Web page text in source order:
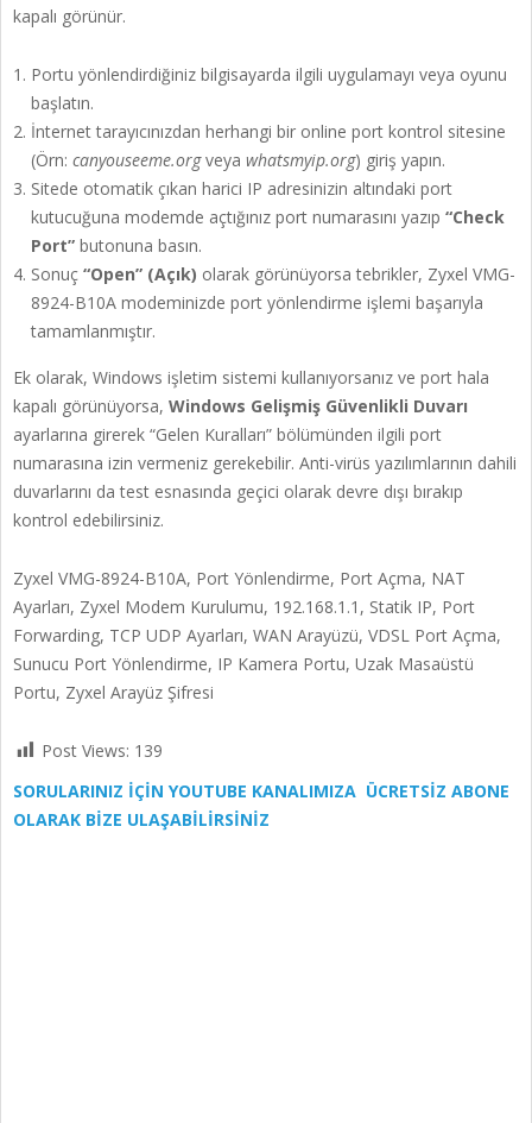
kapalı görünür.
Portu yönlendirdiğiniz bilgisayarda ilgili uygulamayı veya oyunu
başlatın.
İnternet tarayıcınızdan herhangi bir online port kontrol sitesine
(Örn: canyouseeme.orgveya whatsmyip.org) giriş yapın.
Sitede otomatik çıkan harici IP adresinizin altındaki port
kutucuğuna modemde açtığınız port numarasını yazıp “Check
Port” butonuna basın.
Sonuç “Open” (Açık) olarak görünüyorsa tebrikler, Zyxel VMG-
8924-B10A modeminizde port yönlendirme işlemi başarıyla
tamamlanmıştır.
Ek olarak, Windows işletim sistemi kullanıyorsanız ve port hala
kapalı görünüyorsa, Windows Gelişmiş Güvenlikli Duvarı
ayarlarına girerek “Gelen Kuralları” bölümünden ilgili port
numarasına izin vermeniz gerekebilir. Anti-virüs yazılımlarının dahili
duvarlarını da test esnasında geçici olarak devre dışı bırakıp
kontrol edebilirsiniz.
Zyxel VMG-8924-B10A, Port Yönlendirme, Port Açma, NAT
Ayarları, Zyxel Modem Kurulumu, 192.168.1.1, Statik IP, Port
Forwarding, TCP UDP Ayarları, WAN Arayüzü, VDSL Port Açma,
Sunucu Port Yönlendirme, IP Kamera Portu, Uzak Masaüstü
Portu, Zyxel Arayüz Şifresi
Post Views: 139
SORULARINIZ İÇİN YOUTUBE KANALIMIZA ÜCRETSİZ ABONE
OLARAK BİZE ULAŞABİLİRSİNİZ